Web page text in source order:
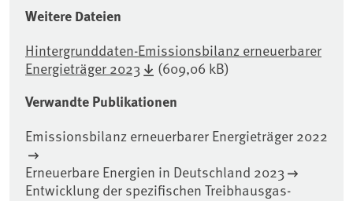
Weitere Dateien
Hintergrunddaten-Emissionsbilanz erneuerbarer
Energieträger 2023
(609,06 kB)
Verwandte Publikationen
Emissionsbilanz erneuerbarer Energieträger 2022
Erneuerbare Energien in Deutschland 2023
Entwicklung der spezifischen Treibhausgas-